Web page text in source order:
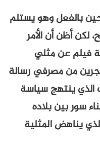
بالفعل وهو يستلم
لكن أظن أن الأمر
فيلم عن مثلي
من مصرفي رسالة
الذي ينتهج سياسة
سور بين بلاده
يناهض المثلية